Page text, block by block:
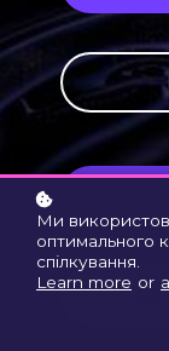
Ми
оптимального
спілкування.
Learn more or